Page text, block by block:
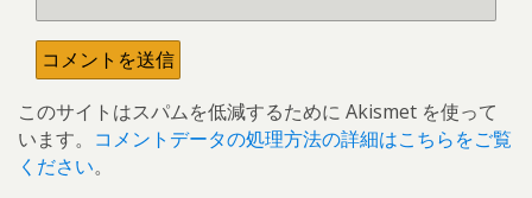
このサイトはスパムを低減するために Akismet を使って
います。 コメントデータの処理方法の詳細はこちらをご覧
ください。